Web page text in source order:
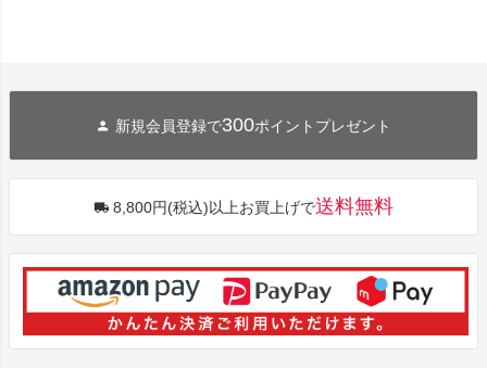
新規会員登録で300ポイントプレゼント
8,800円(税込)以上お買上げで送料無料